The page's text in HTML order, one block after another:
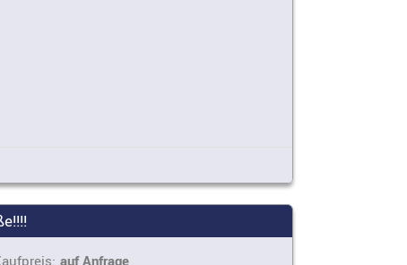
auf Anfrage